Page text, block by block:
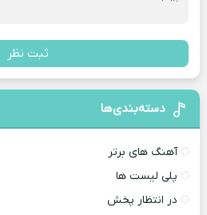
ثبت نظر
دسته‌بندی‌ها
آهنگ های برتر
پلی لیست ها
در انتظار پخش